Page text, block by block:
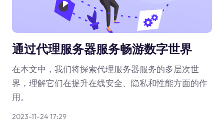
通过代理服务器服务畅游数字世界
在本文中，我们将探索代理服务器服务的多层次世
界，理解它们在提升在线安全、隐私和性能方面的作
用。
2023-11-24 17:29